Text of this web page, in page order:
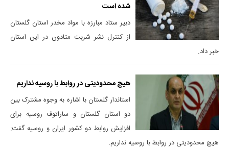
شده است
دبیر ستاد مبارزه با مواد مخدر استان گلستان
از کنترل نشر شربت متادون در این استان
خبر داد.
هیچ محدودیتی در روابط با روسیه نداریم
استاندار گلستان با اشاره به وجوه مشترک بین
دو استان گلستان و ساراتوف روسیه برای
افزایش روابط دو کشور ایران و روسیه گفت:
هیچ محدودیتی در روابط با روسیه نداریم.